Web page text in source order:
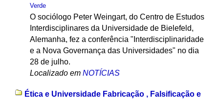
Verde
O sociólogo Peter Weingart, do Centro de Estudos
Interdisciplinares da Universidade de Bielefeld,
Alemanha, fez a conferência "Interdisciplinaridade
e a Nova Governança das Universidades" no dia
28 de julho.
Localizado em NOTÍCIAS
Ética e Universidade Fabricação , Falsificação e